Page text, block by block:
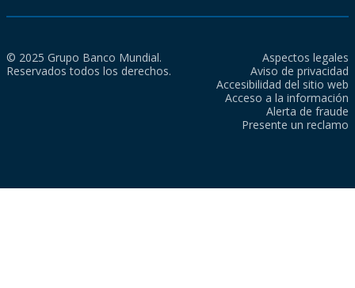
© 2025 Grupo Banco Mundial.
Reservados todos los derechos.
Aspectos legales
Aviso de privacidad
Accesibilidad del sitio web
Acceso a la información
Alerta de fraude
Presente un reclamo